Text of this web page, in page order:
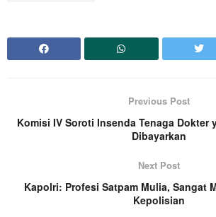
Previous Post
Komisi IV Soroti Insenda Tenaga Dokter
Dibayarkan
Next Post
Kapolri: Profesi Satpam Mulia, Sangat
Kepolisian